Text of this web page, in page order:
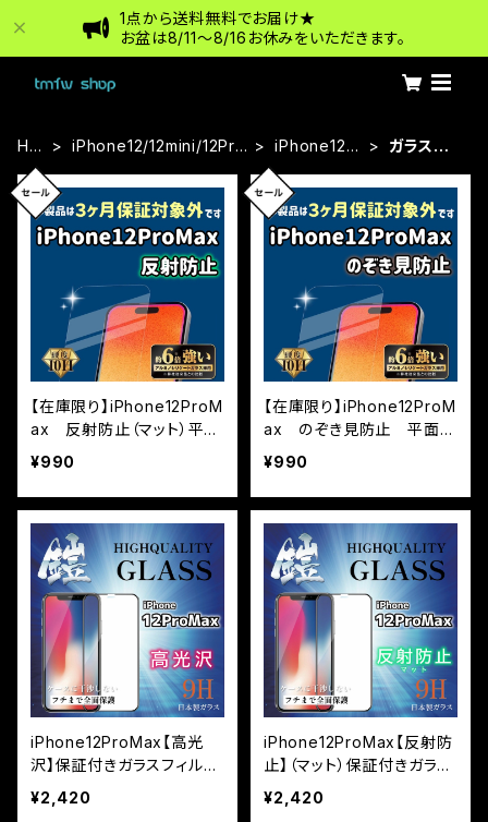
1点から送料無料でお届け★
お盆は8/11〜8/16お休みをいただきます。
HO
ME
iPhone12/12mini/12Pr
iPhone12Pr
ガラスフィ
【在庫限り】iPhone12ProM
ax 反射防止（マット）平面
フルカバー ※3カ月保証
¥990
【在庫限り】iPhone12ProM
ax のぞき見防止 平面フ
ルカバー ※3カ月保証付
¥990
iPhone12ProMax【高光
沢】保証付きガラスフィルム
『鎧』全面フルカバー
¥2,420
iPhone12ProMax【反射防
止】（マット）保証付きガラス
フィルム『鎧』全面フルカバ
¥2,420